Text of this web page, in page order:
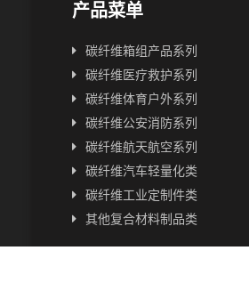
产品菜单
碳纤维箱组产品系列
碳纤维医疗救护系列
碳纤维体育户外系列
碳纤维公安消防系列
碳纤维航天航空系列
碳纤维汽车轻量化类
碳纤维工业定制件类
其他复合材料制品类